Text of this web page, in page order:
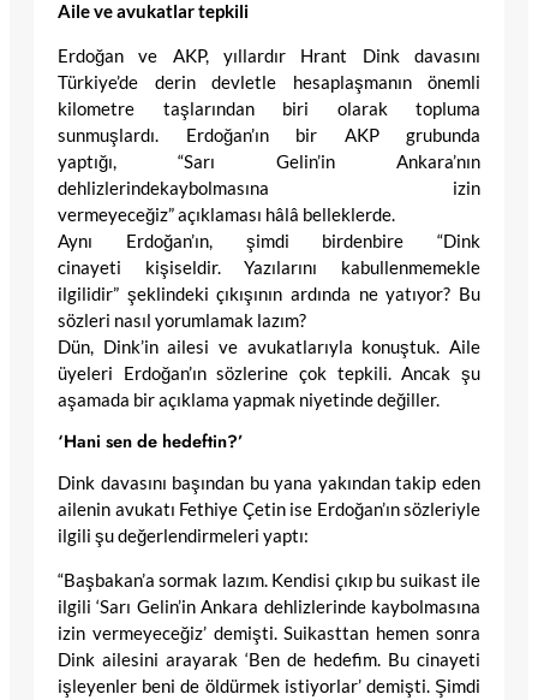
Aile ve avukatlar tepkili
Erdoğan ve AKP, yıllardır Hrant Dink davasını
Türkiye’de derin devletle hesaplaşmanın önemli
kilometre taşlarından biri olarak topluma
sunmuşlardı. Erdoğan’ın bir AKP grubunda
yaptığı, “Sarı Gelin’in Ankara’nın
dehlizlerindekaybolmasına izin
vermeyeceğiz” açıklaması hâlâ belleklerde.
Aynı Erdoğan’ın, şimdi birdenbire “Dink
cinayeti kişiseldir. Yazılarını kabullenmemekle
ilgilidir” şeklindeki çıkışının ardında ne yatıyor? Bu
sözleri nasıl yorumlamak lazım?
Dün, Dink’in ailesi ve avukatlarıyla konuştuk. Aile
üyeleri Erdoğan’ın sözlerine çok tepkili. Ancak şu
aşamada bir açıklama yapmak niyetinde değiller.
‘Hani sen de hedeftin?’
Dink davasını başından bu yana yakından takip eden
ailenin avukatı Fethiye Çetin ise Erdoğan’ın sözleriyle
ilgili şu değerlendirmeleri yaptı:
“Başbakan’a sormak lazım. Kendisi çıkıp bu suikast ile
ilgili ‘Sarı Gelin’in Ankara dehlizlerinde kaybolmasına
izin vermeyeceğiz’ demişti. Suikasttan hemen sonra
Dink ailesini arayarak ‘Ben de hedefim. Bu cinayeti
işleyenler beni de öldürmek istiyorlar’ demişti. Şimdi